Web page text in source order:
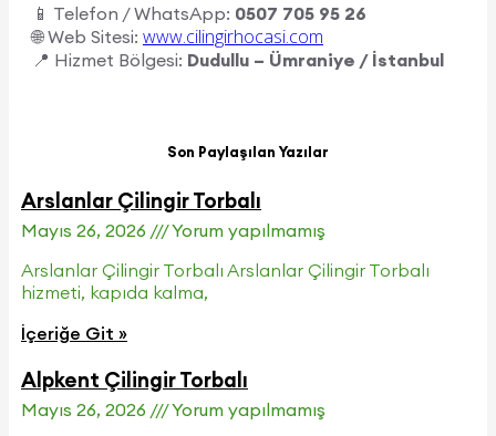
📱 Telefon / WhatsApp: 0507 705 95 26
🌐 Web Sitesi: www.cilingirhocasi.com
📍 Hizmet Bölgesi: Dudullu – Ümraniye / İstanbul
Son Paylaşılan Yazılar
Arslanlar Çilingir Torbalı
Mayıs 26, 2026
Yorum yapılmamış
Arslanlar Çilingir Torbalı Arslanlar Çilingir Torbalı
hizmeti, kapıda kalma,
İçeriğe Git »
Alpkent Çilingir Torbalı
Mayıs 26, 2026
Yorum yapılmamış